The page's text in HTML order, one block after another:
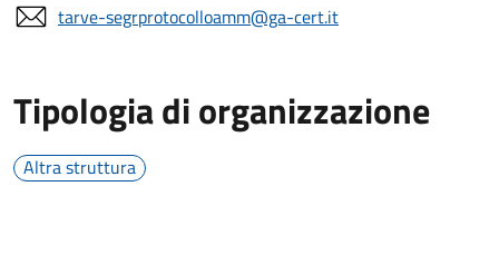
tarve-segrprotocolloamm@ga-cert.it
Tipologia di organizzazione
Altra struttura